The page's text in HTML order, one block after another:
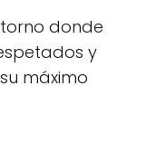
donde
y
máximo